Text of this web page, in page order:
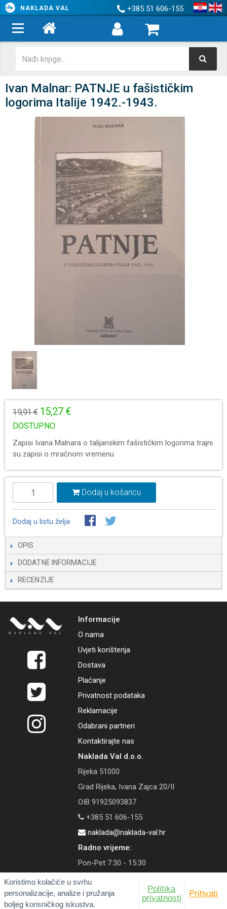
Koristimo kolačiće u svrhu
personalizacije, analize i pružanja
boljeg korisničkog iskustva.
Politika
privatnosti
Prihvati
NAKLADA VAL +385 51 606-155
Ivan Malnar: PATNJE u fašističkim
logorima Italije 1942.-1943.
19,91 € 15,27 €
DOSTUPNO
Zapisi Ivana Malnara o talijanskim fašističkim logorima trajni
su zapisi o mračnom vremenu
Dodaj u košaricu
Dodaj u listu želja
OPIS
DODATNE INFORMACIJE
RECENZIJE
Informacije
O nama
Uvjeti korištenja
Dostava
Plaćanje
Privatnost podataka
Reklamacije
Odabrani partneri
Kontaktirajte nas
Naklada Val d.o.o.
Rijeka 51000
Grad Rijeka, Ivana Zajca 20/II
OIB 91925093837
+385 51 606-155
naklada@naklada-val.hr
Radno vrijeme:
Pon-Pet 7:30 - 15:30
© 2026 Naklada Val | Tečaj konverzije: 1 EUR = 7,53450 HRK